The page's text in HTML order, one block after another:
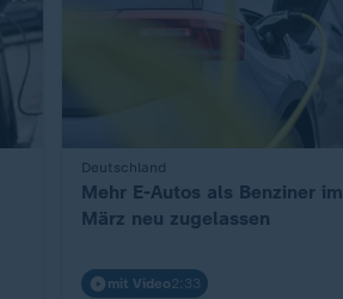
Deutschland
:
Mehr E-Autos als Benziner im
März neu zugelassen
mit Video2:33